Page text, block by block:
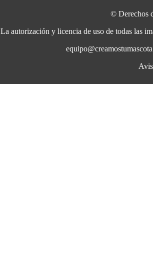
© Derechos
La autorización y licencia de uso de todas las